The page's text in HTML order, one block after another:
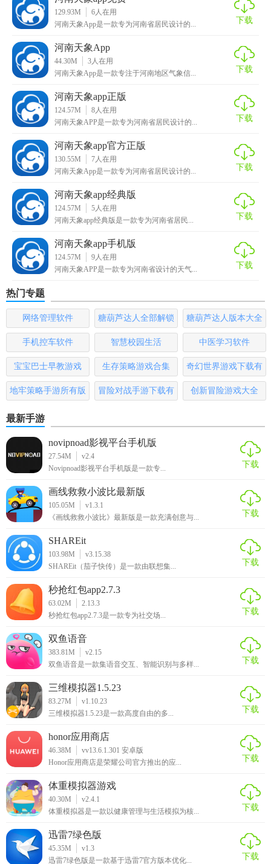
同的出行方式，并查看详细的路线和导航信息。
分享旅行的快乐。
【河南天象内容】
1. 旅游景点：提供河南省内各地区的旅游景点信息，包括门
票价格、开放时间、景点介绍等。
2. 美食推荐：收录了河南省各地的特色美食，包括菜系、口
味、价格、推荐餐厅等。
3. 住宿指南：提供河南省内各地的酒店、民宿、青年旅社等
住宿信息，包括价格、设施、评价等。
4. 交通导航：提供河南省内的交通信息，包括火车、飞机、
汽车、公交等交通方式的信息和导航。
5. 旅游攻略：提供河南省内的各类旅游活动、节庆、文化等
【河南天象攻略】
1. 制定旅行计划：根据个人喜好和时间安排，制定旅行计
划，并查看推荐的行程。
2. 获取景点详细信息：查看景点的详细介绍、图片、地图等
详细信息。
3. 路线规划：根据出行方式和个人需求，选择最佳路线，并
4. 美食推荐：根据个人口味和需求，选择特色美食，并获取
推荐的餐厅和评价。
5. 住宿指南：选择合适的住宿地点，并查看住宿设施和评
价。
【河南天象测评】
河南天象旅游导航应用为游客提供了全面的旅游信息和服
务，使用方便、快捷，实用性强。用户反馈中，大多数用户
对该应用的各项功能表示满意，认为它提供了很多有用的信
息和帮助，特别是在路线规划和导航方面。但也有用户提到
不够完善等。总的来说，该应用在旅游导航领域具有一定的
优势，但还需要不断改进和完善，以满足更多用户的需求。
129.93M 6人在用
河南天象App是一款专为河南省居民设计的...
下载
河南天象App
44.30M 3人在用
河南天象App是一款专注于河南地区气象信...
下载
河南天象app正版
124.57M 8人在用
河南天象APP是一款专为河南省居民设计的...
下载
河南天象app官方正版
130.55M 7人在用
河南天象App是一款专为河南省居民设计的...
下载
河南天象app经典版
124.57M 5人在用
河南天象app经典版是一款专为河南省居民...
下载
河南天象app手机版
124.57M 9人在用
河南天象APP是一款专为河南省设计的天气...
下载
热门专题
网络管理软件
糖葫芦达人全部解锁
版
糖葫芦达人版本大全
手机控车软件 智慧校园生活 中医学习软件
宝宝巴士早教游戏 生存策略游戏合集
奇幻世界游戏下载有
哪些
地牢策略手游所有版
冒险对战手游下载有
创新冒险游戏大全
最新手游
novipnoad影视平台手机版
27.54M
v2.4
Novipnoad影视平台手机版是一款专...
下载
画线救救小波比最新版
105.05M
v1.3.1
《画线救救小波比》最新版是一款充满创意与...
下载
SHAREit
103.98M
v3.15.38
SHAREit（茄子快传）是一款由联想集...
下载
秒抢红包app2.7.3
63.02M
2.13.3
秒抢红包app2.7.3是一款专为社交场...
下载
双鱼语音
383.81M
v2.15
双鱼语音是一款集语音交互、智能识别与多样...
下载
三维模拟器1.5.23
83.27M
v1.10.23
三维模拟器1.5.23是一款高度自由的多...
下载
honor应用商店
46.38M
vv13.6.1.301 安卓版
Honor应用商店是荣耀公司官方推出的应...
下载
体重模拟器游戏
40.30M
v2.4.1
体重模拟器是一款以健康管理与生活模拟为核...
下载
迅雷7绿色版
45.35M
v1.3
迅雷7绿色版是一款基于迅雷7官方版本优化...
下载